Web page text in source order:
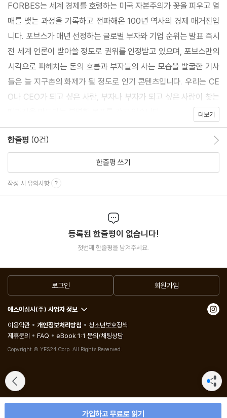
FORBES는 세계 경제를 호령하는 미국 자본주의가 꽃을 피우고 열
매를 맺는 과정을 기록하고 전파해온 100년 역사의 경제 매거진입
니다. 포브스가 매년 선정하는 글로벌 부자와 기업 순위는 발표 즉시
전 세계 언론이 받아쓸 정도로 권위를 인정받고 있으며, 포브스만의
시각으로 파헤치는 돈의 흐름과 부자들의 사는 모습을 발굴한 기사
들은 늘 지구촌의 화제가 될 정도로 인기 콘텐츠입니다. 우리는 CE
O나 CEO가 되고 싶은 사람, 부자나 부자가 되고 싶은 사람이 찾는
더보기
한줄평 (0건)
한줄평 쓰기
작성 시 유의사항
등록된 한줄평이 없습니다!
첫번째 한줄평을 남겨주세요.
가입하고 무료로 읽기
로그인 회원가입
예스이십사(주) 사업자 정보
이용약관
개인정보처리방침
청소년보호정책
제휴문의
FAQ eBook 1:1 문의/채팅상담
Copyright © YES24 Corp. All Rights Reserved.